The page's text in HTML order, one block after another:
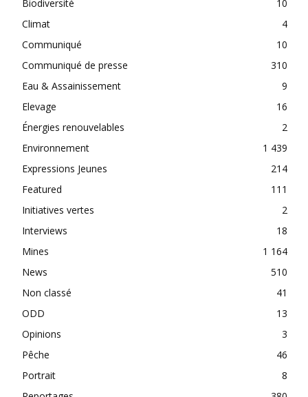
Biodiversité
10
Climat
4
Communiqué
10
Communiqué de presse
310
Eau & Assainissement
9
Elevage
16
Énergies renouvelables
2
Environnement
1 439
Expressions Jeunes
214
Featured
111
Initiatives vertes
2
Interviews
18
Mines
1 164
News
510
Non classé
41
ODD
13
Opinions
3
Pêche
46
Portrait
8